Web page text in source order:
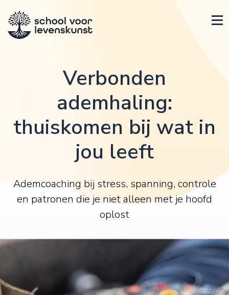
Verbonden
ademhaling:
thuiskomen bij wat in
jou leeft
Ademcoaching bij stress, spanning, controle
en patronen die je niet alleen met je hoofd
oplost